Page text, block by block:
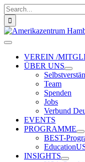
Zum
Inhalt
springen
Suche
nach:
Toggle
NavigationVEREIN /
ÜBER UNS
Team
Spenden
Jobs
Verbund
EVENTS
PROGRAMME
BEST-
INSIGHTS